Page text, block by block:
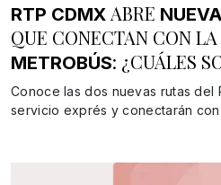
RTP CDMX ABRE
QUE CONECTAN CON LA
METROBÚS: ¿CUÁLES
Conoce las dos nuevas rutas del
servicio exprés y conectarán con